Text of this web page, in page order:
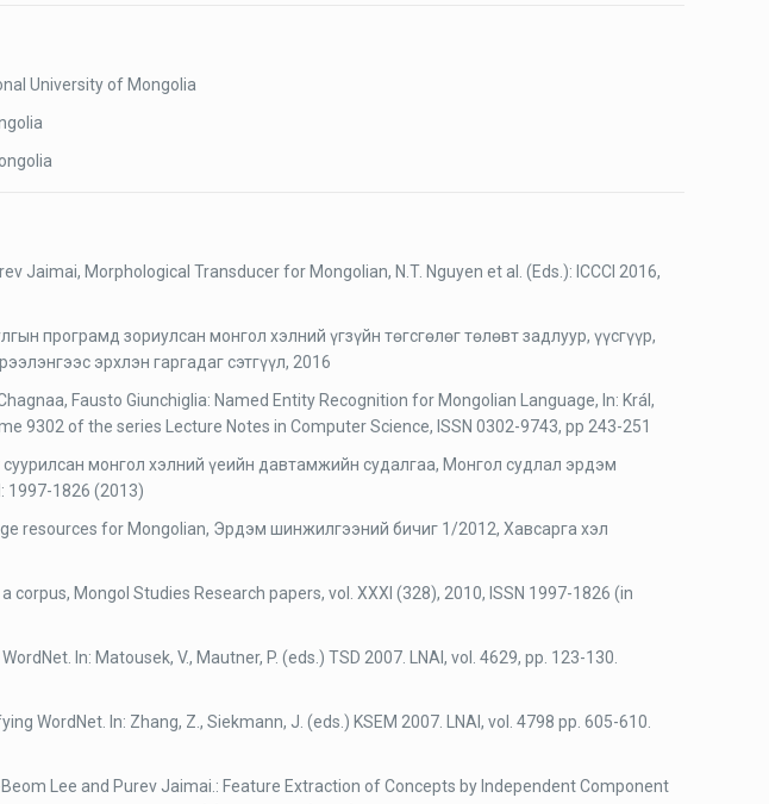
University of Mongolia
Jaimai, Morphological Transducer for Mongolian, N.T. Nguyen et al. (Eds.): ICCCI 2016,
програмд зориулсан монгол хэлний үгзүйн төгсгөлөг төлөвт задлуур, үүсгүүр,
эрхлэн гаргадаг сэтгүүл, 2016
Fausto Giunchiglia: Named Entity Recognition for Mongolian Language, In: Král,
9302 of the series Lecture Notes in Computer Science, ISSN 0302-9743, pp 243-251
монгол хэлний үеийн давтамжийн судалгаа, Монгол судлал эрдэм
1997-1826 (2013)
resources for Mongolian, Эрдэм шинжилгээний бичиг 1/2012, Хавсарга хэл
corpus, Mongol Studies Research papers, vol. XXXI (328), 2010, ISSN 1997-1826 (in
In: Matousek, V., Mautner, P. (eds.) TSD 2007. LNAI, vol. 4629, pp. 123-130.
WordNet. In: Zhang, Z., Siekmann, J. (eds.) KSEM 2007. LNAI, vol. 4798 pp. 605-610.
Lee and Purev Jaimai.: Feature Extraction of Concepts by Independent Component